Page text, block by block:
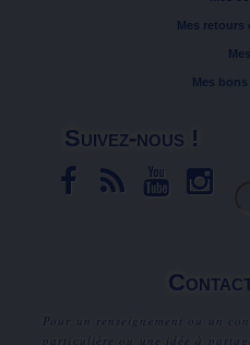
Mes retours
Mes
Suivez-nous !
Pour un renseignement ou un
particulière ou une idée à